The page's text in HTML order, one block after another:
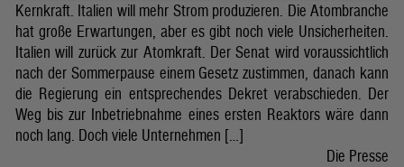
Kernkraft. Italien will mehr Strom produzieren. Die Atombranche
hat große Erwartungen, aber es gibt noch viele Unsicherheiten.
Italien will zurück zur Atomkraft. Der Senat wird voraussichtlich
nach der Sommerpause einem Gesetz zustimmen, danach kann
die Regierung ein entsprechendes Dekret verabschieden. Der
Weg bis zur Inbetriebnahme eines ersten Reaktors wäre dann
noch lang. Doch viele Unternehmen […]
Die Presse